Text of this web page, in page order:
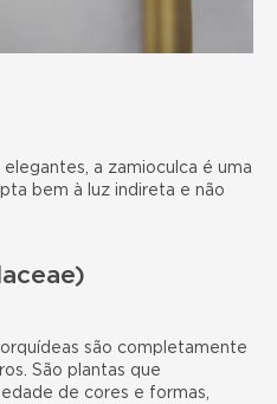
a zamioculca é uma
bem à luz indireta e não
são completamente
São plantas que
de cores e formas,